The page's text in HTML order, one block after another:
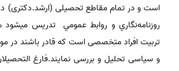
است و در تمام مقاطع تحصیلی (ارشد.دکتری)
روزنامه‌نگاري‌ و روابط‌ عمومي‌ تدریس
تربیت افراد متخصصی است که قادر باشند در
و سیاسی تحلیل و بررسی نمایند.فارغ